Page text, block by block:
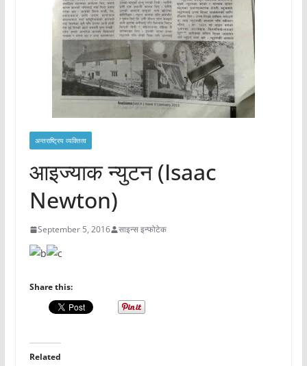
अन्तराष्ट्रिय व्यक्तित्व
आइज्याक न्युटन (Isaac
Newton)
September 5, 2016 साइन्स इन्फोटेक
Share this:
Related